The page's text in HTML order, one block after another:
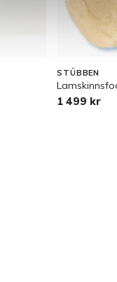
STÜBBEN
1 499 kr